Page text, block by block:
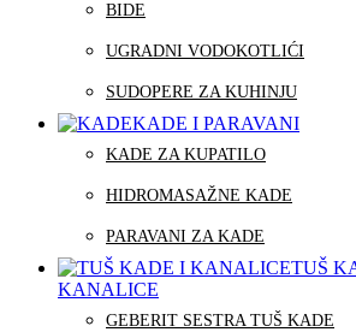
BIDE
UGRADNI VODOKOTLIĆI
SUDOPERE ZA KUHINJU
KADE I PARAVANI
KADE ZA KUPATILO
HIDROMASAŽNE KADE
PARAVANI ZA KADE
TUŠ
KANALICE
GEBERIT SESTRA TUŠ KADE